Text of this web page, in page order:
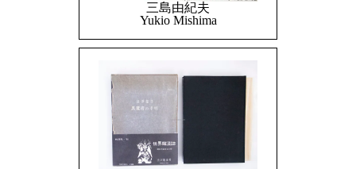
三島由紀夫
Yukio Mishima